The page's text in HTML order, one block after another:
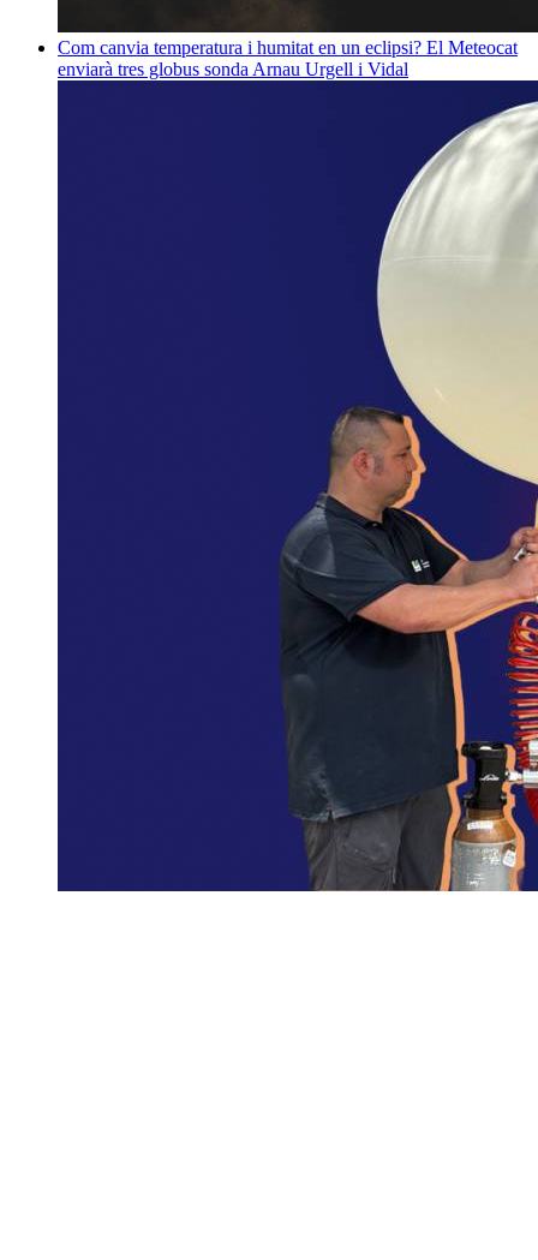
Com canvia temperatura i humitat en un eclipsi? El Meteocat
enviarà tres globus sonda Arnau Urgell i Vidal